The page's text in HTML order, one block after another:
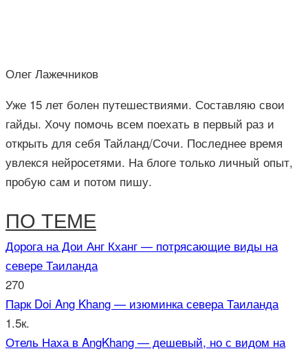
Олег Лажечников
Уже 15 лет болен путешествиями. Составляю свои
гайды. Хочу помочь всем поехать в первый раз и
открыть для себя Тайланд/Сочи. Последнее время
увлекся нейросетями. На блоге только личный опыт,
пробую сам и потом пишу.
ПО ТЕМЕ
Дорога на Дои Анг Кханг — потрясающие виды на
севере Таиланда
270
Парк Doi Ang Khang — изюминка севера Таиланда
1.5к.
Отель Наха в AngKhang — дешевый, но с видом на